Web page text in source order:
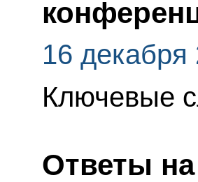
16 декабря
Ключевые
Ответы